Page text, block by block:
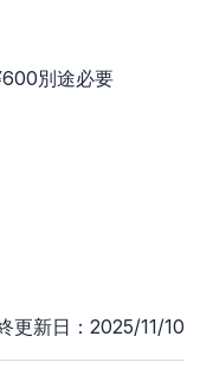
別途必要
更新日：2025/11/10